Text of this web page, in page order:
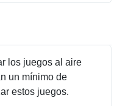
los juegos al aire
un mínimo de
estos juegos.